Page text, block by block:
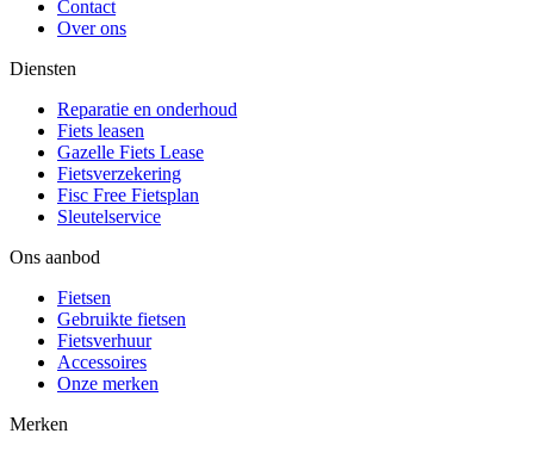
Contact
Over ons
Diensten
Reparatie en onderhoud
Fiets leasen
Gazelle Fiets Lease
Fietsverzekering
Fisc Free Fietsplan
Sleutelservice
Ons aanbod
Fietsen
Gebruikte fietsen
Fietsverhuur
Accessoires
Onze merken
Merken